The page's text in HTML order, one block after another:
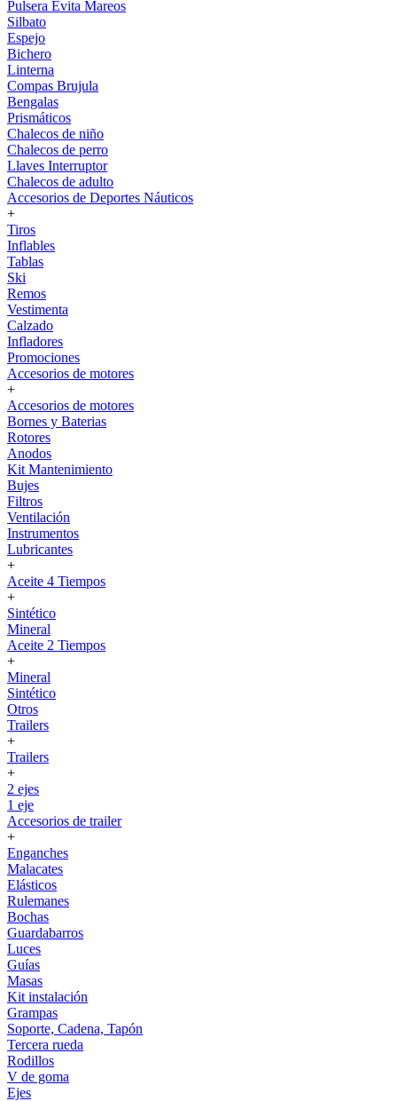
Pulsera Evita Mareos
Silbato
Espejo
Bichero
Linterna
Compas Brujula
Bengalas
Prismáticos
Chalecos de niño
Chalecos de perro
Llaves Interruptor
Chalecos de adulto
Accesorios de Deportes Náuticos
+
Tiros
Inflables
Tablas
Ski
Remos
Vestimenta
Calzado
Infladores
Promociones
Accesorios de motores
+
Accesorios de motores
Bornes y Baterias
Rotores
Anodos
Kit Mantenimiento
Bujes
Filtros
Ventilación
Instrumentos
Lubricantes
+
Aceite 4 Tiempos
+
Sintético
Mineral
Aceite 2 Tiempos
+
Mineral
Sintético
Otros
Trailers
+
Trailers
+
2 ejes
1 eje
Accesorios de trailer
+
Enganches
Malacates
Elásticos
Rulemanes
Bochas
Guardabarros
Luces
Guías
Masas
Kit instalación
Grampas
Soporte, Cadena, Tapón
Tercera rueda
Rodillos
V de goma
Ejes